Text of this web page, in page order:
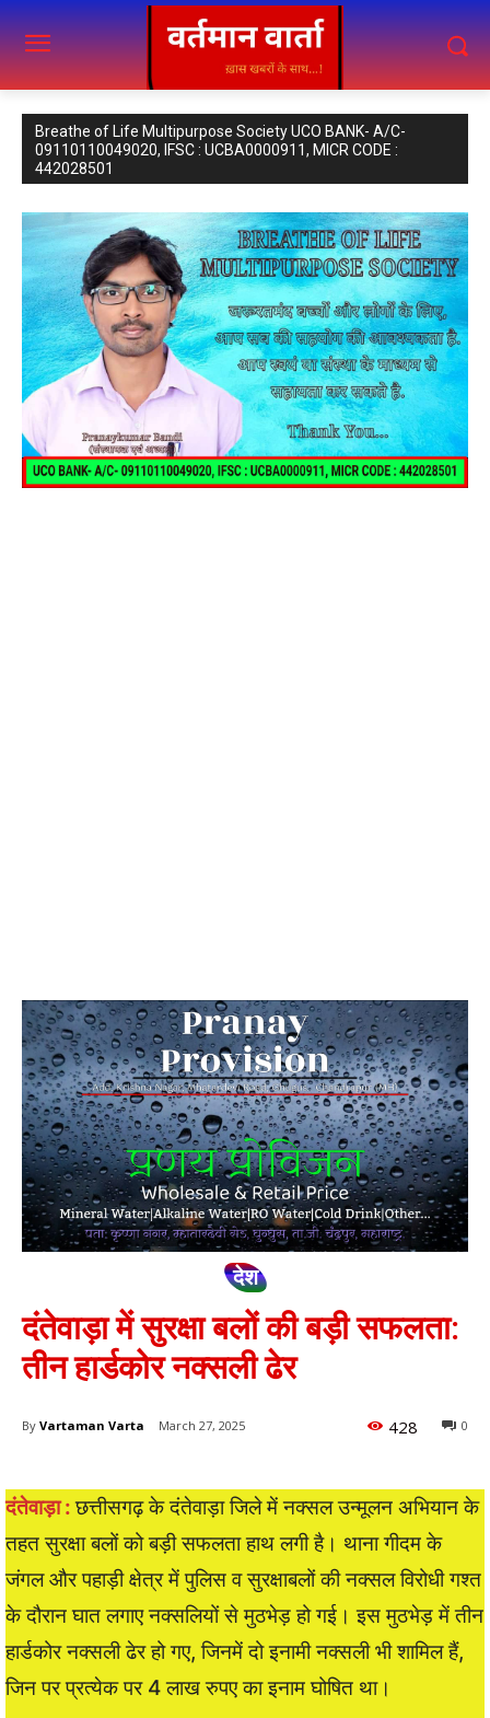
Breathe of Life Multipurpose Society UCO BANK- A/C-
09110110049020, IFSC : UCBA0000911, MICR CODE :
442028501
देश
दंतेवाड़ा में सुरक्षा बलों की बड़ी सफलता:
तीन हार्डकोर नक्सली ढेर
By Vartaman Varta March 27, 2025 0
428
दंतेवाड़ा :छत्तीसगढ़ के दंतेवाड़ा जिले में नक्सल उन्मूलन अभियान के
तहत सुरक्षा बलों को बड़ी सफलता हाथ लगी है। थाना गीदम के
जंगल और पहाड़ी क्षेत्र में पुलिस व सुरक्षाबलों की नक्सल विरोधी गश्त
के दौरान घात लगाए नक्सलियों से मुठभेड़ हो गई। इस मुठभेड़ में तीन
हार्डकोर नक्सली ढेर हो गए, जिनमें दो इनामी नक्सली भी शामिल हैं,
जिन पर प्रत्येक पर 4 लाख रुपए का इनाम घोषित था।